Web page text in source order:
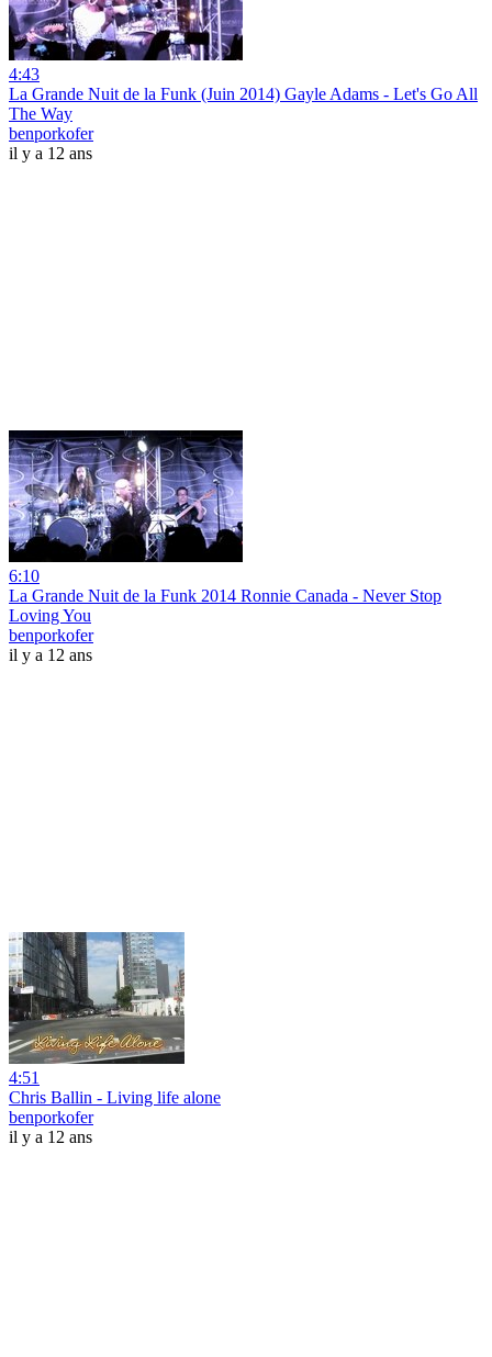
4:43
La Grande Nuit de la Funk (Juin 2014) Gayle Adams - Let's Go All
The Way
benporkofer
il y a 12 ans
6:10
La Grande Nuit de la Funk 2014 Ronnie Canada - Never Stop
Loving You
benporkofer
il y a 12 ans
4:51
Chris Ballin - Living life alone
benporkofer
il y a 12 ans